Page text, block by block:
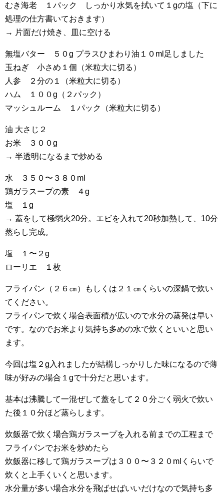
むき海老 １パック しっかり水気を拭いて１gの塩（下に
処理の仕方書いておきます）
→ 片面だけ焼き、皿に空ける
無塩バター ５０g プラスひまわり油１０ml足しました
玉ねぎ 小さめ１個（米粒大に切る）
人参 ２分の１（米粒大に切る）
ハム １００g（２パック）
マッシュルーム １パック（米粒大に切る）
油 大さじ２
お米 ３００g
→ 半透明になるまで炒める
水 ３５０〜３８０ml
鶏ガラスープの素 ４g
塩 １g
→ 蓋をして極弱火20分。エビを入れて20秒加熱して、10分
蒸らし完成。
塩 １〜２g
ローリエ １枚
フライパン（２６㎝）もしくは２１㎝くらいの深鍋で炊い
てください。
フライパンで炊く場合表面積が広いので水分の蒸発は早い
です。なのでお米より気持ち多めの水で炊くといいと思い
ます。
今回は塩２g入れましたが結構しっかりした味になるので薄
味が好みの場合１gで十分だと思います。
基本は沸騰して一混ぜして蓋をして２０分ごく弱火で炊い
た後１０分ほど蒸らします。
炊飯器で炊く場合鶏ガラスープを入れる前までの工程まで
フライパンでお米を炒めたら
炊飯器に移して鶏ガラスープは３００〜３２０mlくらいで
炊くと上手くいくと思います。
水分量が多い場合水分を飛ばせばいいだけなので気持ち多